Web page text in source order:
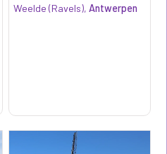
Weelde (Ravels),Antwerpen